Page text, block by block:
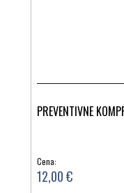
PREVENTIVNE
Cena:
12,00 €